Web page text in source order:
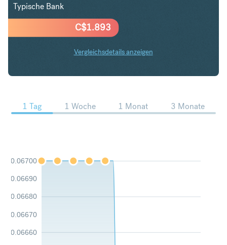
C$1.893
Typische Bank
Vergleichsdetails anzeigen
CZK in CAD Trends
1 Tag 1 Woche 1 Monat 3 Monate
0.06660
0.06670
0.06680
0.06690
0.06700